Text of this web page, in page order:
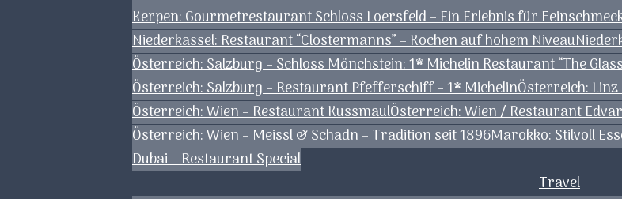
Kerpen: Gourmetrestaurant Schloss Loersfeld – Ein Erlebnis für
Niederkassel: Restaurant “Clostermanns” – Kochen auf hohem Niveau
Österreich: Salzburg – Schloss Mönchstein: 1* Michelin Restaurant “The
Österreich: Salzburg – Restaurant Pfefferschiff – 1* MichelinÖsterreich:
Österreich: Wien – Restaurant KussmaulÖsterreich: Wien / Restaurant
Österreich: Wien – Meissl & Schadn – Tradition seit 1896Marokko: Stilvoll
Dubai – Restaurant Special
Travel